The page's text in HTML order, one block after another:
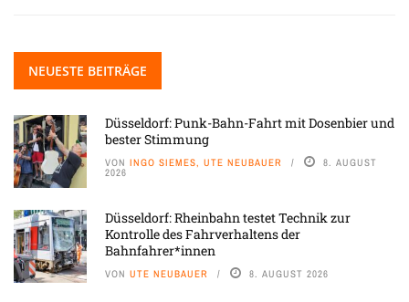
NEUESTE BEITRÄGE
Düsseldorf: Punk-Bahn-Fahrt mit Dosenbier und
bester Stimmung
VON INGO SIEMES, UTE NEUBAUER 8. AUGUST
2026
Düsseldorf: Rheinbahn testet Technik zur
Kontrolle des Fahrverhaltens der
Bahnfahrer*innen
VON UTE NEUBAUER 8. AUGUST 2026